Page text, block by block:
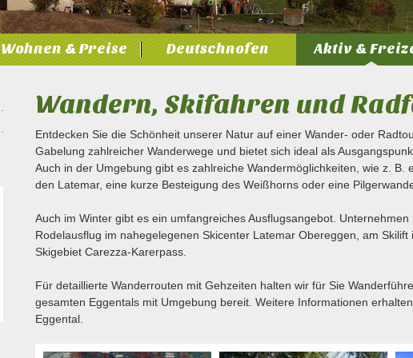
Wohnen & Preise Deutschnofen Aktiv &
Wandern, Skifahren und
Entdecken Sie die Schönheit unserer Natur auf einer Wander- oder
Gabelung zahlreicher Wanderwege und bietet sich ideal als
Auch in der Umgebung gibt es zahlreiche Wandermöglichkeiten, wie z. B.
den Latemar, eine kurze Besteigung des Weißhorns oder eine
Auch im Winter gibt es ein umfangreiches Ausflugsangebot.
Rodelausflug im nahegelegenen Skicenter Latemar Obereggen, am Skilift
Skigebiet Carezza-Karerpass.
Für detaillierte Wanderrouten mit Gehzeiten halten wir für Sie
gesamten Eggentals mit Umgebung bereit. Weitere Informationen
Eggental.